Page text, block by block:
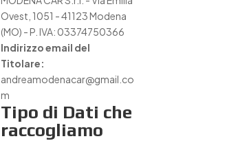
Ovest, 1051 - 41123 Modena
(MO) - P. IVA: 03374750366
Indirizzo email del
Titolare:
andreamodenacar@gmail.co
m
Tipo di Dati che
raccogliamo